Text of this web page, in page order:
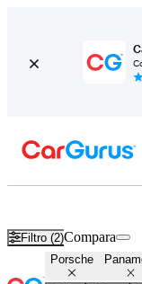
Filtro (2)Compara
Porsche